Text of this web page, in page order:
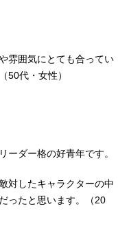
雰囲気にとても合ってい
50代・女性）
ーダー格の好青年です。
対したキャラクターの中
ったと思います。（20